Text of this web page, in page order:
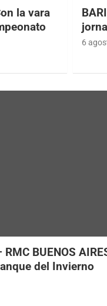
la vara
6
RMC BUENOS
del Invierno